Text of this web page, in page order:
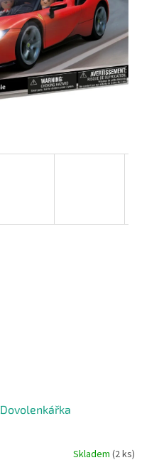
Dovolenkářka
Skladem (2 ks)